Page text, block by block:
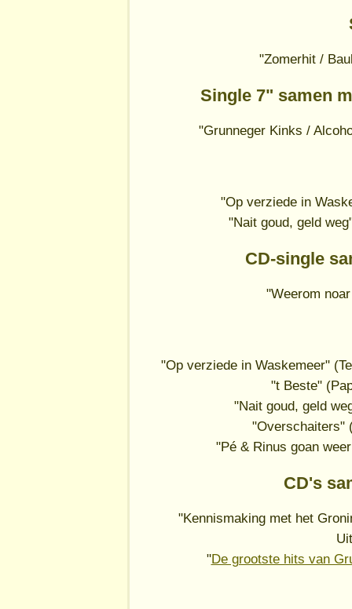
"Zomerhit /
Single 7" samen
"Grunneger Kinks /
"Op verziede in
"Nait goud, geld
CD-single
"Weerom
"Op verziede in Waskemeer"
"t Beste"
"Nait goud, geld
"Overschaiters"
"Pé & Rinus goan
CD's
"Kennismaking met het
"De grootste hits van